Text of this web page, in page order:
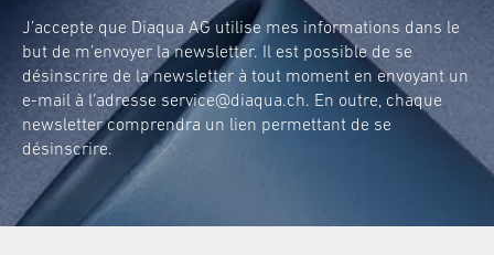
J’accepte que Diaqua AG utilise mes informations dans le
but de m’envoyer la newsletter. Il est possible de se
désinscrire de la newsletter à tout moment en envoyant un
e-mail à l’adresse service@diaqua.ch. En outre, chaque
newsletter comprendra un lien permettant de se
désinscrire.